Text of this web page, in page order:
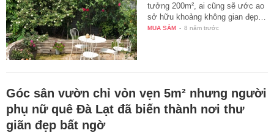
tưởng 200m², ai cũng sẽ ước ao
sở hữu khoảng không gian đẹp…
MUA SẮM - 8 năm trước
Góc sân vườn chỉ vỏn vẹn 5m² nhưng người
phụ nữ quê Đà Lạt đã biến thành nơi thư
giãn đẹp bất ngờ